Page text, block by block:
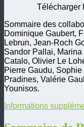
Télécharger
Sommaire des
Dominique Gaubert,
Lebrun, Jean-Roch
Sandor Pallai,
Catalo, Olivier Le
Pierre Gaudu,
Pradines, Valérie
Younisos.
Informations